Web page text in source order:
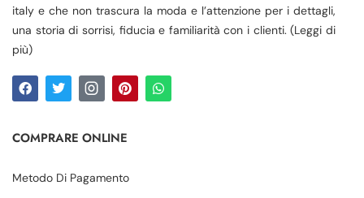
italy e che non trascura la moda e l’attenzione per i dettagli,
una storia di sorrisi, fiducia e familiarità con i clienti. (Leggi di
più)
COMPRARE ONLINE
Metodo Di Pagamento